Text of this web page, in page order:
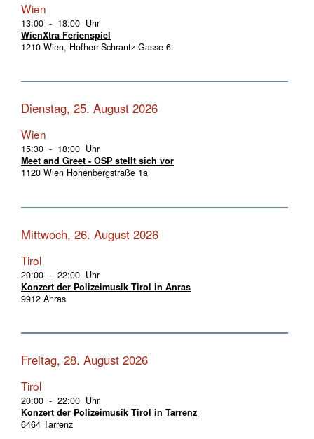
Wien
13:00 - 18:00 Uhr
WienXtra Ferienspiel
1210 Wien, Hofherr-Schrantz-Gasse 6
Dienstag, 25. August 2026
Wien
15:30 - 18:00 Uhr
Meet and Greet - OSP stellt sich vor
1120 Wien Hohenbergstraße 1a
Mittwoch, 26. August 2026
Tirol
20:00 - 22:00 Uhr
Konzert der Polizeimusik Tirol in Anras
9912 Anras
Freitag, 28. August 2026
Tirol
20:00 - 22:00 Uhr
Konzert der Polizeimusik Tirol in Tarrenz
6464 Tarrenz